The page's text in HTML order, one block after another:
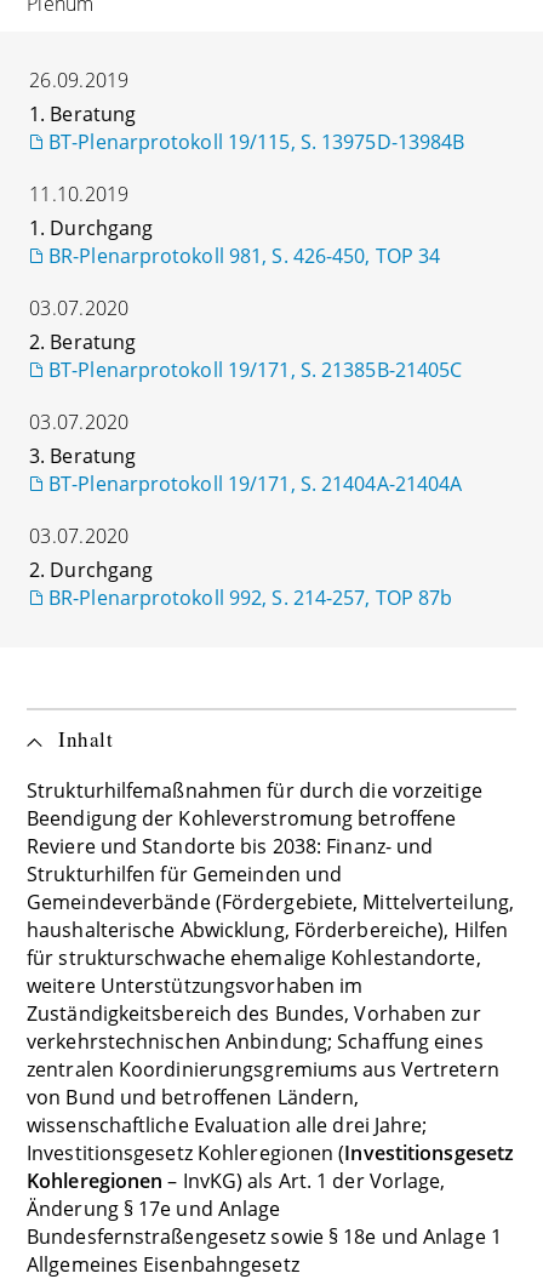
26.09.2019
1. Beratung
BT-Plenarprotokoll 19/115, S. 13975D-13984B
11.10.2019
1. Durchgang
BR-Plenarprotokoll 981, S. 426-450, TOP 34
03.07.2020
2. Beratung
BT-Plenarprotokoll 19/171, S. 21385B-21405C
03.07.2020
3. Beratung
BT-Plenarprotokoll 19/171, S. 21404A-21404A
03.07.2020
2. Durchgang
BR-Plenarprotokoll 992, S. 214-257, TOP 87b
Inhalt
Strukturhilfemaßnahmen für durch die vorzeitige
Beendigung der Kohleverstromung betroffene
Reviere und Standorte bis 2038: Finanz- und
Strukturhilfen für Gemeinden und
Gemeindeverbände (Fördergebiete, Mittelverteilung,
haushalterische Abwicklung, Förderbereiche), Hilfen
für strukturschwache ehemalige Kohlestandorte,
weitere Unterstützungsvorhaben im
Zuständigkeitsbereich des Bundes, Vorhaben zur
verkehrstechnischen Anbindung; Schaffung eines
zentralen Koordinierungsgremiums aus Vertretern
von Bund und betroffenen Ländern,
wissenschaftliche Evaluation alle drei Jahre;
Investitionsgesetz Kohleregionen (Investitionsgesetz
Kohleregionen – InvKG) als Art. 1 der Vorlage,
Änderung § 17e und Anlage
Bundesfernstraßengesetz sowie § 18e und Anlage 1
Allgemeines Eisenbahngesetz